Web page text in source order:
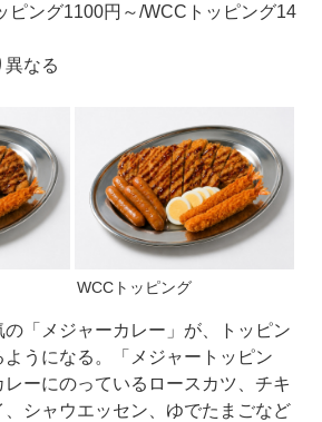
ピング1100円～/WCCトッピング14
なる
WCCトッピング
「メジャーカレー」が、トッピン
うになる。「メジャートッピン
ーにのっているロースカツ、チキ
、シャウエッセン、ゆでたまごなど